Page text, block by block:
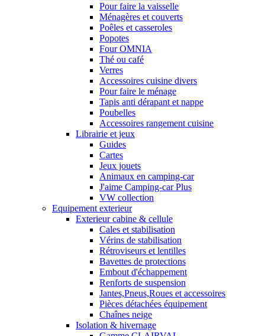
Pour faire la vaisselle
Ménagères et couverts
Poêles et casseroles
Popotes
Four OMNIA
Thé ou café
Verres
Accessoires cuisine divers
Pour faire le ménage
Tapis anti dérapant et nappe
Poubelles
Accessoires rangement cuisine
Librairie et jeux
Guides
Cartes
Jeux jouets
Animaux en camping-car
J'aime Camping-car Plus
VW collection
Equipement exterieur
Exterieur cabine & cellule
Cales et stabilisation
Vérins de stabilisation
Rétroviseurs et lentilles
Bavettes de protections
Embout d'échappement
Renforts de suspension
Jantes,Pneus,Roues et accessoires
Pièces détachées équipement
Chaînes neige
Isolation & hivernage